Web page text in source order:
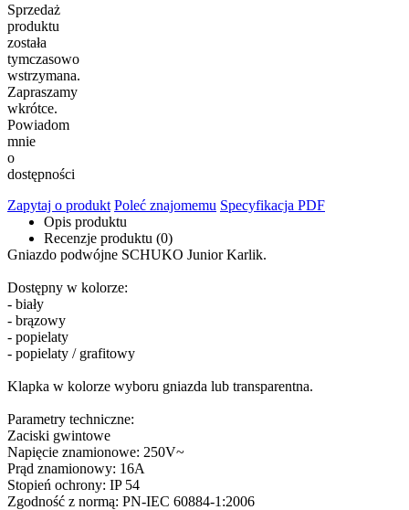
Sprzedaż
produktu
została
tymczasowo
wstrzymana.
Zapraszamy
wkrótce.
Powiadom
mnie
o
dostępności
Zapytaj o produkt Poleć znajomemu Specyfikacja PDF
Opis produktu
Recenzje produktu (0)
Gniazdo podwójne SCHUKO Junior Karlik.
Dostępny w kolorze:
- biały
- brązowy
- popielaty
- popielaty / grafitowy
Klapka w kolorze wyboru gniazda lub transparentna.
Parametry techniczne:
Zaciski gwintowe
Napięcie znamionowe: 250V~
Prąd znamionowy: 16A
Stopień ochrony: IP 54
Zgodność z normą: PN-IEC 60884-1:2006